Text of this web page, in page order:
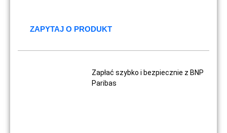
ZAPYTAJ O PRODUKT
Zapłać szybko i bezpiecznie z BNP
Paribas